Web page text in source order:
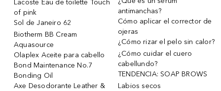
Lacoste Eau de toilette Touch
of pink
Sol de Janeiro 62
Biotherm BB Cream
Aquasource
Olaplex Aceite para cabello
Bond Maintenance No.7
Bonding Oil
Axe Desodorante Leather &
antimanchas?
Cómo aplicar el corrector de
ojeras
¿Cómo rizar el pelo sin calor?
¿Cómo cuidar el cuero
cabellundo?
TENDENCIA: SOAP BROWS
Labios secos